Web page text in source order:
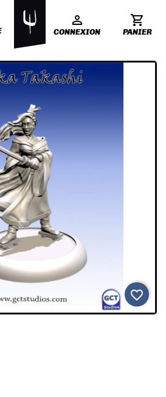
CONNEXION PANIER
favorite_border